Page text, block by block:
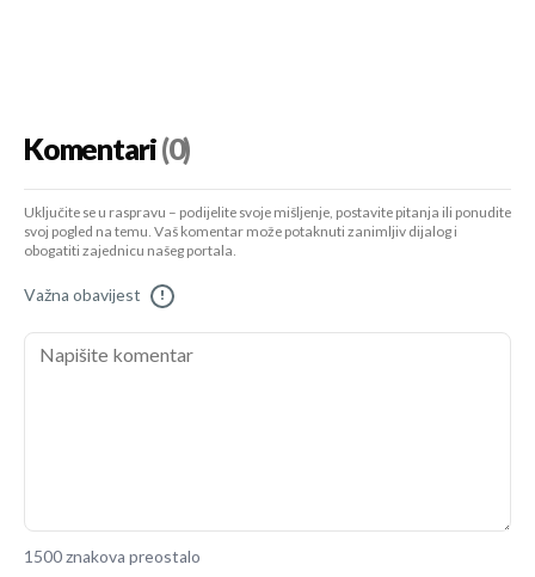
Komentari(0)
Uključite se u raspravu – podijelite svoje mišljenje, postavite pitanja ili ponudite
svoj pogled na temu. Vaš komentar može potaknuti zanimljiv dijalog i
obogatiti zajednicu našeg portala.
Važna obavijest !
1500 znakova preostalo